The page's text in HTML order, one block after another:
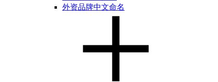
外资品牌中文命名